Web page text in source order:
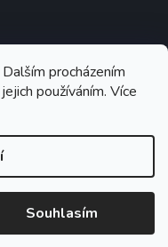
procházením
používáním. Více
Souhlasím
práva vyhrazena. Upravit
.